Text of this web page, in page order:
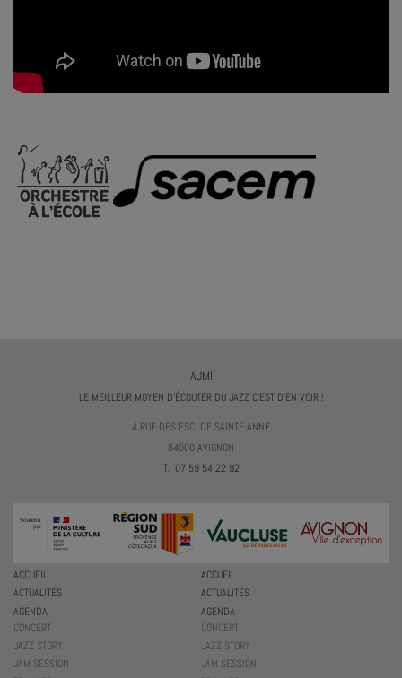
AJMI
LE MEILLEUR MOYEN D'ÉCOUTER DU JAZZ C'EST D'EN VOIR !
4 RUE DES ESC. DE SAINTE-ANNE
84000 AVIGNON
T. 07 59 54 22 92
ACCUEIL
ACTUALITÉS
AGENDA
CONCERT
JAZZ STORY
JAM SESSION
ACCUEIL
ACTUALITÉS
AGENDA
CONCERT
JAZZ STORY
JAM SESSION